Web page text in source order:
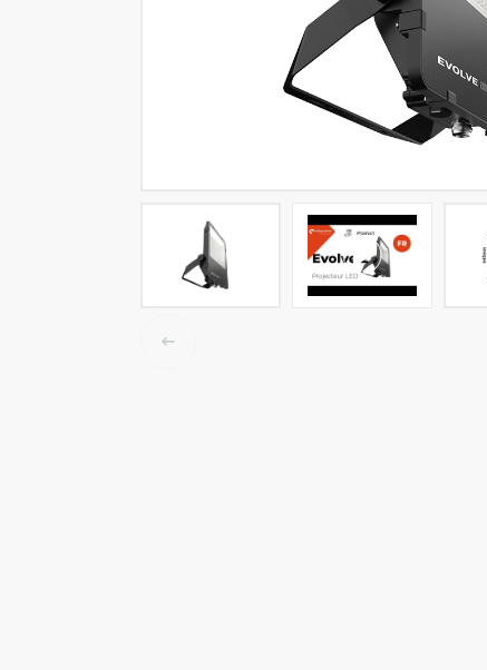
LED-Tracklights
Smartlighting
Wasserbeständige Leuchten
Decken- und Wandleuchten